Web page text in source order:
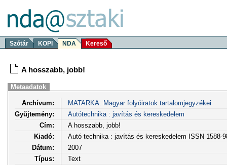
Szótár KOPI NDA Kereső
A hosszabb, jobb!
Metaadatok
Archívum:
MATARKA: Magyar folyóiratok tartalomjegyzékei
Gyűjtemény:
Autótechnika : javítás és kereskedelem
Cím:
A hosszabb, jobb!
Kiadó:
Autó technika : javítás és kereskedelem ISSN 1588-
Dátum:
2007
Típus:
Text